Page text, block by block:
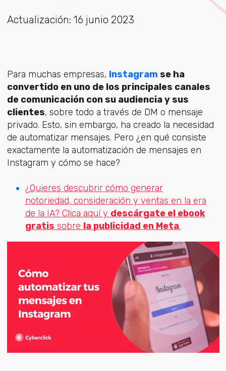
Actualización: 16 junio 2023
Para muchas empresas, Instagram se ha
convertido en uno de los principales canales
de comunicación con su audiencia y sus
clientes, sobre todo a través de DM o mensaje
privado. Esto, sin embargo, ha creado la necesidad
de automatizar mensajes. Pero ¿en qué consiste
exactamente la automatización de mensajes en
Instagram y cómo se hace?
¿Quieres descubrir cómo generar
notoriedad, consideración y ventas en la era
de la IA? Clica aquí y descárgate el ebook
gratis sobre la publicidad en Meta.